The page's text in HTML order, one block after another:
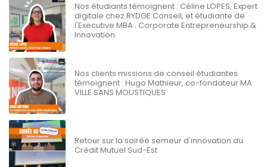
Nos étudiants témoignent : Céline LOPES, Expert
digitale chez RYDGE Conseil, et étudiante de
l'Executive MBA : Corporate Entrepreneurship &
Innovation
Nos clients missions de conseil étudiantes
témoignent : Hugo Mathieur, co-fondateur MA
VILLE SANS MOUSTIQUES
Retour sur la soirée semeur d'innovation du
Crédit Mutuel Sud-Est